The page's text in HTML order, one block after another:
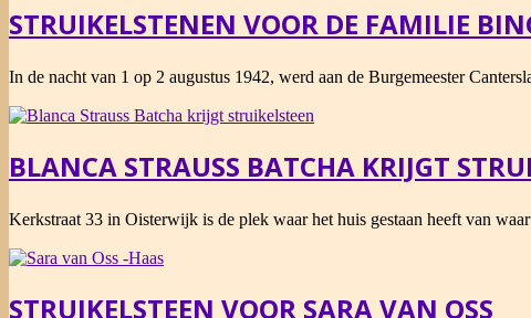
STRUIKELSTENEN VOOR DE FAMILIE
2021-
13
In de nacht van 1 op 2 augustus 1942, werd aan de Burgemeester
BLANCA STRAUSS BATCHA KRIJGT
2021-
12
Kerkstraat 33 in Oisterwijk is de plek waar het huis gestaan heeft van
STRUIKELSTEEN VOOR SARA VAN OSS